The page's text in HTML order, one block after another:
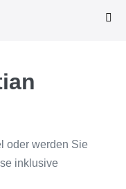
oder werden Sie
inklusive